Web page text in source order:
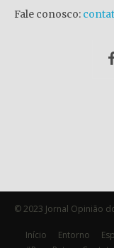
Fale conosco:
© 2023 Jornal Opinião
Início Entorno